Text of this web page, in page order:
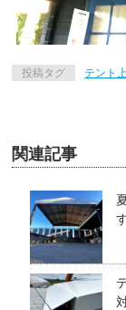
投稿タグ テント
関連記事